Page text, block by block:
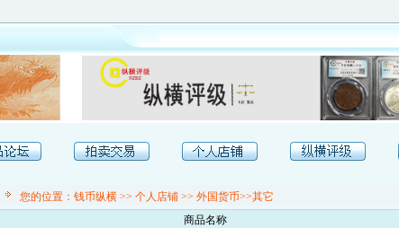
您的位置： 钱币纵横 >> 个人店铺 >> 外国货币>>其它
商品名称